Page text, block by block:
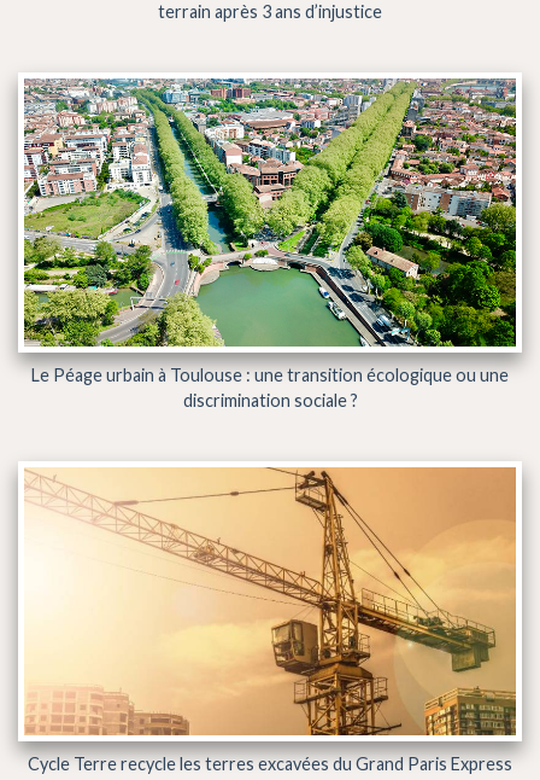
terrain après 3 ans d’injustice
Le Péage urbain à Toulouse : une transition écologique ou une
discrimination sociale ?
Cycle Terre recycle les terres excavées du Grand Paris Express